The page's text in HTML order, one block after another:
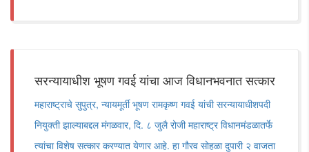
सरन्यायाधीश भूषण गवई यांचा आज विधानभवनात सत्कार
महाराष्ट्राचे सुपुत्र, न्यायमूर्ती भूषण रामकृष्ण गवई यांची सरन्यायाधीशपदी
नियुक्ती झाल्याबद्दल मंगळवार, दि. ८ जुलै रोजी महाराष्ट्र विधानमंडळातर्फे
त्यांचा विशेष सत्कार करण्यात येणार आहे. हा गौरव सोहळा दुपारी २ वाजता